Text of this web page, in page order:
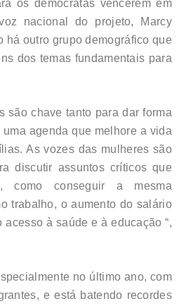
os democratas vencerem em
nacional do projeto, Marcy
há outro grupo demográfico que
dos temas fundamentais para
são chave tanto para dar forma
agenda que melhore a vida
As vozes das mulheres são
discutir assuntos críticos que
como conseguir a mesma
trabalho, o aumento do salário
à saúde e à educação “,
no último ano, com
e está batendo recordes